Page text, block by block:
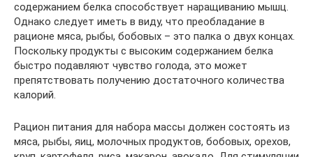
содержанием белка способствует наращиванию мышц.
Однако следует иметь в виду, что преобладание в
рационе мяса, рыбы, бобовых – это палка о двух концах.
Поскольку продукты с высоким содержанием белка
быстро подавляют чувство голода, это может
препятствовать получению достаточного количества
калорий.
Рацион питания для набора массы должен состоять из
мяса, рыбы, яиц, молочных продуктов, бобовых, орехов,